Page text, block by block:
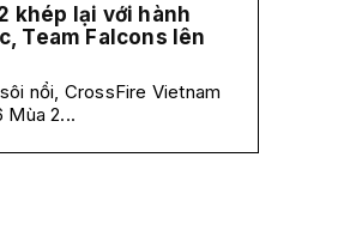
khép lại với hành
Team Falcons lên
nổi, CrossFire Vietnam
Mùa 2...